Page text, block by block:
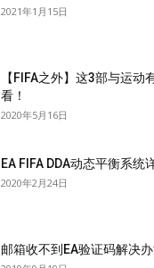
2021年1月15日
【FIFA之外】这3部与运动
看！
2020年5月16日
EA FIFA DDA动态平衡系统
2020年2月24日
邮箱收不到EA验证码解决